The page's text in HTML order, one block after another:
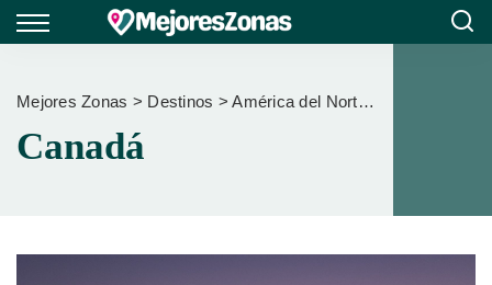
Mejores Zonas > Destinos >América del Norte >
Canadá